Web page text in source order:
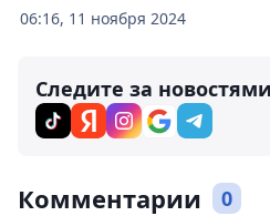
06:16, 11 ноября 2024
Следите за
Комментарии 0